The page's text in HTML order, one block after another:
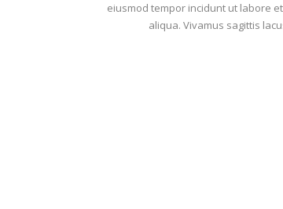
eiusmod tempor incidunt ut labore
aliqua. Vivamus sagittis